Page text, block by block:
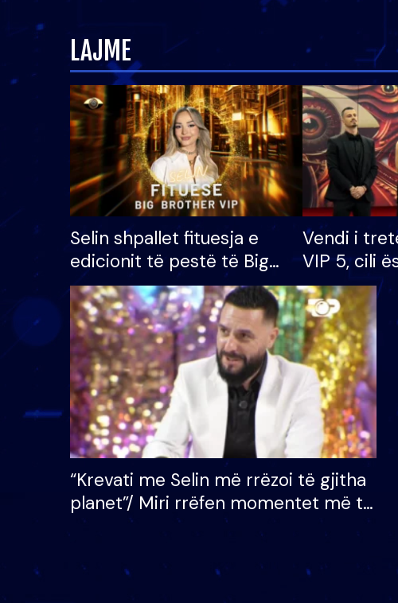
LAJME
Selin shpallet fituesja e
edicionit të pestë të Big
Brother VIP, rrëmben
çmimin e madh prej 100
mijë eurosh
Vendi i
VIP 5, cili
radhës që
“Krevati me Selin më rrëzoi të gjitha
planet”/ Miri rrëfen momentet më të
bukura në shtëpinë e BB VIP: Do më